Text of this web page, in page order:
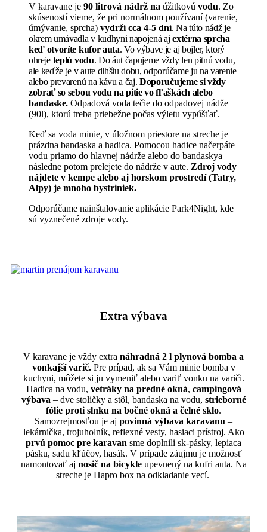
V karavane je 90 litrová nádrž na úžitkovú vodu. Zo
skúseností vieme, že pri normálnom používaní (varenie,
úmývanie, sprcha) vydrží cca 4-5 dní. Na túto nádž je
okrem umávadla v kudhyni napojená ajextérna sprcha
keď otvoríte kufor auta. Vo výbave je aj bojler, ktorý
ohreje teplú vodu. Do áut čapujeme vždy len pitnú vodu,
ale keďže je v aute dlhšiu dobu, odporúčame ju na varenie
alebo prevarenú na kávu a čaj.Doporučujeme si vždy
zobrať so sebou vodu na pitie vo fľaškách alebo
bandaske. Odpadová voda tečie do odpadovej nádže
(90l), ktorú treba priebežne počas výletu vypúšťať.
Keď sa voda minie, v úložnom priestore na streche je
prázdna bandaska a hadica. Pomocou hadice načerpáte
vodu priamo do hlavnej nádrže alebo do bandaskya
následne potom prelejete do nádrže v aute. Zdroj vody
nájdete v kempe alebo aj horskom prostredí (Tatry,
Alpy) je mnoho bystriniek.
Odporúčame nainštalovanie aplikácie Park4Night, kde
sú vyznečené zdroje vody.
Extra výbava
V karavane je vždy extra náhradná 2 l plynová bomba a
vonkajší varič. Pre prípad, ak sa Vám minie bomba v
kuchyni, môžete si ju vymeniť alebo variť vonku na variči.
Hadica na vodu, vetráky na predné okná, campingová
výbava – dve stoličky a stôl, bandaska na vodu, strieborné
fólie proti slnku na bočné okná a čelné sklo.
Samozrejmosťou je aj povinná výbava karavanu –
lekárnička, trojuholník, reflexné vesty, hasiaci prístroj. Ako
prvú pomoc pre karavan sme doplnili sk-pásky, lepiaca
pásku, sadu kľúčov, hasák. V prípade záujmu je možnosť
namontovať aj nosič na bicykle upevnený na kufri auta. Na
streche je Hapro box na odkladanie vecí.